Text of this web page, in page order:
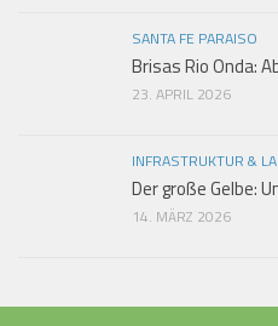
SANTA FE PARAISO
Brisas Rio Onda:
23. APRIL 2026
INFRASTRUKTUR &
Der große Gelbe:
14. MÄRZ 2026